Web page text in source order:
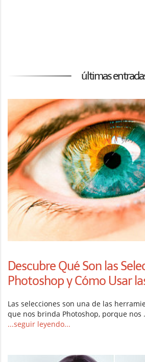
últimas
Descubre Qué Son las
Photoshop y Cómo Usar
Las selecciones son una de las
que nos brinda Photoshop, porque nos
...seguir leyendo...